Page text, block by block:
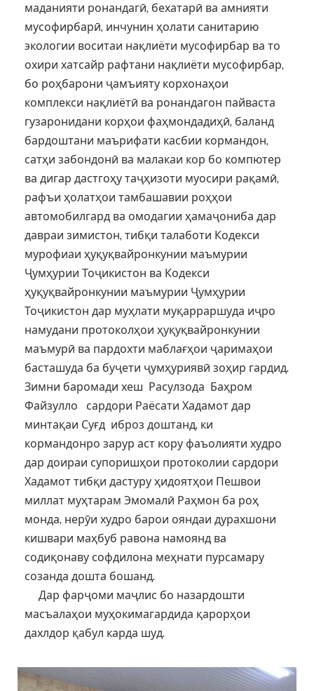
маданияти ронандагӣ, бехатарӣ ва амнияти
мусофирбарӣ, инчунин ҳолати санитарию
экологии воситаи нақлиёти мусофирбар ва то
охири хатсайр рафтани нақлиёти мусофирбар,
бо роҳбарони ҷамъияту корхонаҳои
комплекси нақлиётӣ ва ронандагон пайваста
гузаронидани корҳои фаҳмондадиҳӣ, баланд
бардоштани маърифати касбии кормандон,
сатҳи забондонӣ ва малакаи кор бо компютер
ва дигар дастгоҳу таҷҳизоти муосири рақамӣ,
рафъи ҳолатҳои тамбашавии роҳҳои
автомобилгард ва омодагии ҳамаҷониба дар
давраи зимистон, тибқи талаботи Кодекси
мурофиаи ҳуқуқвайронкунии маъмурии
Ҷумҳурии Тоҷикистон ва Кодекси
ҳуқуқвайронкунии маъмурии Ҷумҳурии
Тоҷикистон дар муҳлати муқарраршуда иҷро
намудани протоколҳои ҳуқуқвайронкунии
маъмурӣ ва пардохти маблағҳои ҷаримаҳои
басташуда ба буҷети ҷумҳуриявӣ зоҳир гардид.
Зимни баромади хеш Расулзода Баҳром
Файзулло сардори Раёсати Хадамот дар
минтақаи Суғд иброз доштанд, ки
кормандонро зарур аст кору фаъолияти худро
дар доираи супоришҳои протоколии сардори
Хадамот тибқи дастуру ҳидоятҳои Пешвои
миллат муҳтарам Эмомалӣ Раҳмон ба роҳ
монда, нерӯи худро барои ояндаи дурахшони
кишвари маҳбуб равона намоянд ва
содиқонаву софдилона меҳнати пурсамару
созанда дошта бошанд.
Дар фарҷоми маҷлис бо назардошти
масъалаҳои муҳокимагардида қарорҳои
дахлдор қабул карда шуд.